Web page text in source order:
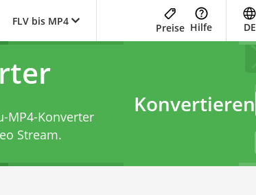
FLV bis MP4
Preise Hilfe DE
MP4-Konverter
Stream.
Konvertieren